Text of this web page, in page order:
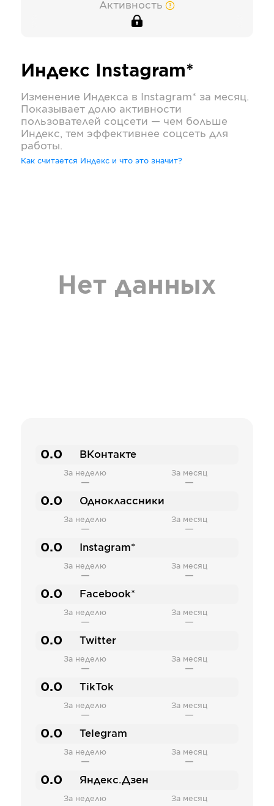
Активность
Индекс Instagram*
Изменение Индекса в Instagram* за месяц.
Показывает долю активности
пользователей соцсети — чем больше
Индекс, тем эффективнее соцсеть для
работы.
Как считается Индекс и что это значит?
Нет данных
0.0 ВКонтакте
За неделю
—
За месяц
—
0.0 Одноклассники
За неделю
—
За месяц
—
0.0 Instagram*
За неделю
—
За месяц
—
0.0 Facebook*
За неделю
—
За месяц
—
0.0 Twitter
За неделю
—
За месяц
—
0.0 TikTok
За неделю
—
За месяц
—
0.0 Telegram
За неделю
—
За месяц
—
0.0 Яндекс.Дзен
За неделю За месяц